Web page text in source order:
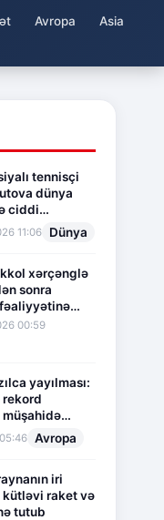
Avropa
Asia
tennisçi
dünya
ciddi
atdı
11:06 Dünya
xərçənglə
sonra
00:59
yayılması:
rekord
Avropa
iri
kütləvi raket və
tutub